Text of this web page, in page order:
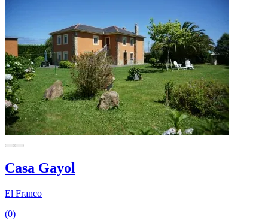
Casa Gayol
El Franco
(0)